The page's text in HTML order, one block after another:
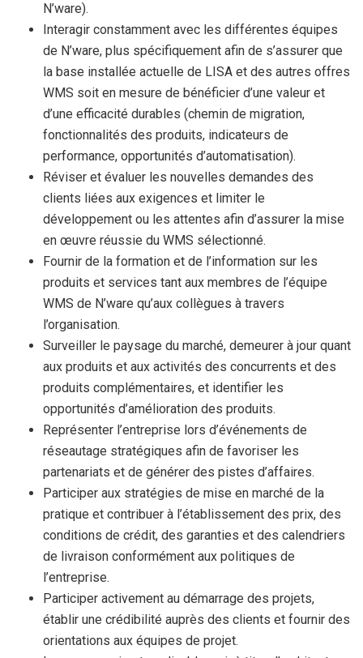
N’ware).
Interagir constamment avec les différentes équipes
de N’ware, plus spécifiquement afin de s’assurer que
la base installée actuelle de LISA et des autres offres
WMS soit en mesure de bénéficier d’une valeur et
d’une efficacité durables (chemin de migration,
fonctionnalités des produits, indicateurs de
performance, opportunités d’automatisation).
Réviser et évaluer les nouvelles demandes des
clients liées aux exigences et limiter le
développement ou les attentes afin d’assurer la mise
en œuvre réussie du WMS sélectionné.
Fournir de la formation et de l’information sur les
produits et services tant aux membres de l’équipe
WMS de N’ware qu’aux collègues à travers
l’organisation.
Surveiller le paysage du marché, demeurer à jour quant
aux produits et aux activités des concurrents et des
produits complémentaires, et identifier les
opportunités d’amélioration des produits.
Représenter l’entreprise lors d’événements de
réseautage stratégiques afin de favoriser les
partenariats et de générer des pistes d’affaires.
Participer aux stratégies de mise en marché de la
pratique et contribuer à l’établissement des prix, des
conditions de crédit, des garanties et des calendriers
de livraison conformément aux politiques de
l’entreprise.
Participer activement au démarrage des projets,
établir une crédibilité auprès des clients et fournir des
orientations aux équipes de projet.